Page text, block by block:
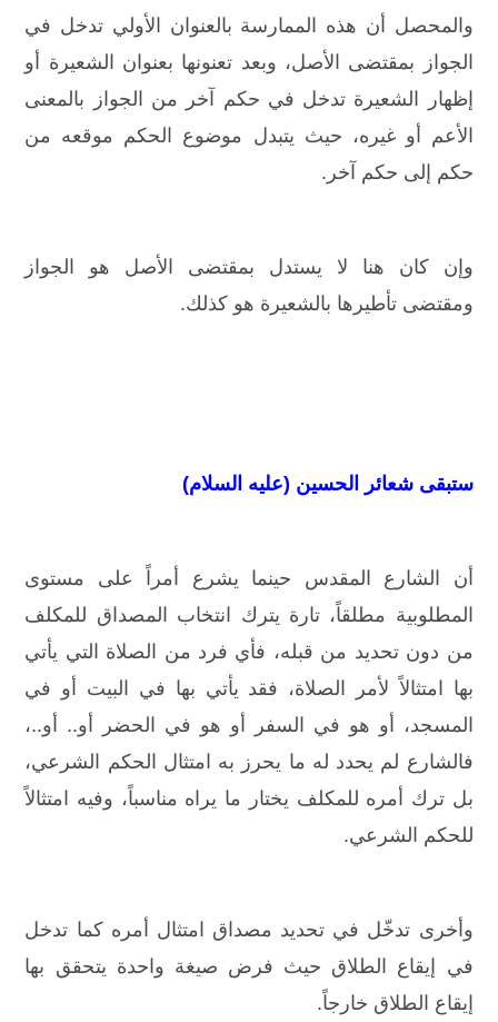
والمحصل أن هذه الممارسة بالعنوان الأولي تدخل في
الجواز بمقتضى الأصل، وبعد تعنونها بعنوان الشعيرة أو
إظهار الشعيرة تدخل في حكم آخر من الجواز بالمعنى
الأعم أو غيره، حيث يتبدل موضوع الحكم موقعه من
حكم إلى حكم آخر.
وإن كان هنا لا يستدل بمقتضى الأصل هو الجواز
ومقتضى تأطيرها بالشعيرة هو كذلك.
ستبقى شعائر الحسين (عليه السلام)
أن الشارع المقدس حينما يشرع أمراً على مستوى
المطلوبية مطلقاً، تارة يترك انتخاب المصداق للمكلف
من دون تحديد من قبله، فأي فرد من الصلاة التي يأتي
بها امتثالاً لأمر الصلاة، فقد يأتي بها في البيت أو في
المسجد، أو هو في السفر أو هو في الحضر أو.. أو..،
فالشارع لم يحدد له ما يحرز به امتثال الحكم الشرعي،
بل ترك أمره للمكلف يختار ما يراه مناسباً، وفيه امتثالاً
للحكم الشرعي.
وأخرى تدخّل في تحديد مصداق امتثال أمره كما تدخل
في إيقاع الطلاق حيث فرض صيغة واحدة يتحقق بها
إيقاع الطلاق خارجاً.